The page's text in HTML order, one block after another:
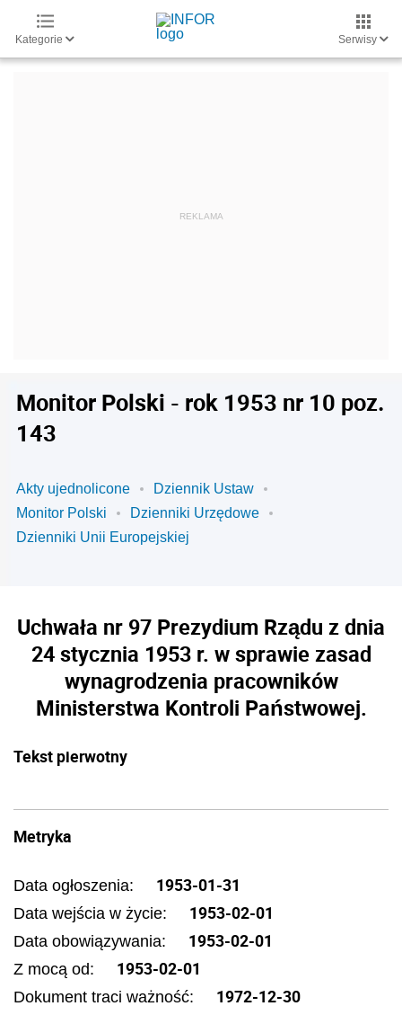
Kategorie Serwisy
Monitor Polski - rok 1953 nr 10 poz.
143
Akty ujednolicone
Dziennik Ustaw
Monitor Polski
Dzienniki Urzędowe
Dzienniki Unii Europejskiej
Uchwała nr 97 Prezydium Rządu z dnia
24 stycznia 1953 r. w sprawie zasad
wynagrodzenia pracowników
Ministerstwa Kontroli Państwowej.
Tekst pierwotny
Metryka
Data ogłoszenia: 1953-01-31
Data wejścia w życie: 1953-02-01
Data obowiązywania: 1953-02-01
Z mocą od: 1953-02-01
Dokument traci ważność: 1972-12-30